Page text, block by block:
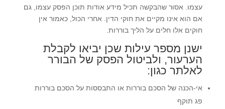
עצמו. אסור שהבקשה תכיל מידע אודות תוכן הפסק עצמו, גם
אם הוא אינו מקיים את חוקי הדין. אחרי הכול, כאמור אין
חוקים אלו חלים על הליך בוררות.
ישנן מספר עילות שכן יביאו לקבלת
הערעור, ולביטול הפסק של הבורר
לאלתר כגון:
אי-הכנה של הסכם בוררות או התבססות על הסכם בוררות
פג תוקף